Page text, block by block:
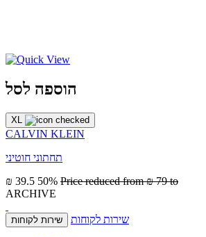
הוספה לסל
XL
CALVIN KLEIN
תחתוני חוטיני
₪ 39.5 50% Price reduced from₪ 79 to
ARCHIVE
שירות לקוחות שירות לקוחות